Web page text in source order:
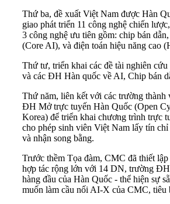
Thứ ba, đề xuất Việt Nam được Hàn
giao phát triển 11 công nghệ chiến
3 công nghệ ưu tiên gồm: chip bán
(Core AI), và điện toán hiệu năng cao
Thứ tư, triển khai các đề tài nghiên
và các ĐH Hàn quốc về AI, Chip bán
Thứ năm, liên kết với các trường thành
ĐH Mở trực tuyến Hàn Quốc (Open
Korea) để triển khai chương trình trực
cho phép sinh viên Việt Nam lấy tín
và nhận song bằng.
Trước thềm Tọa đàm, CMC đã thiết
hợp tác rộng lớn với 14 DN, trường
hàng đầu của Hàn Quốc - thể hiện sự
muốn làm cầu nối AI-X của CMC, tiêu